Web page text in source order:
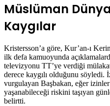
Müslüman
Kaygılar
Kristersson’a göre, Kur’an-ı
ilk defa kamuoyunda
televizyonu TT’ye verdiği
derece kaygılı olduğunu
vurgulayan Başbakan, eğer
yaşanabileceği riskini taşıyan
belirtti.